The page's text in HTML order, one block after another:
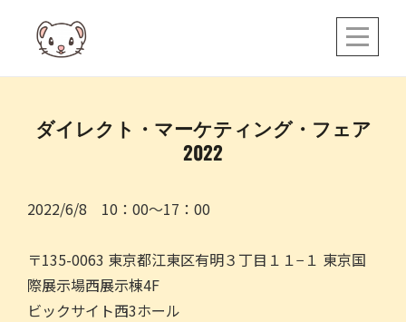
content
ダイレクト・マーケティング・フェア
2022
2022/6/8 10：00～17：00
〒135-0063 東京都江東区有明３丁目１１−１ 東京国
際展示場西展示棟4F
ビックサイト西3ホール